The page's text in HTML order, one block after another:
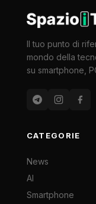
Il tuo punto di
mondo della
su smartphone,
CATEGORIE
News
AI
Smartphone